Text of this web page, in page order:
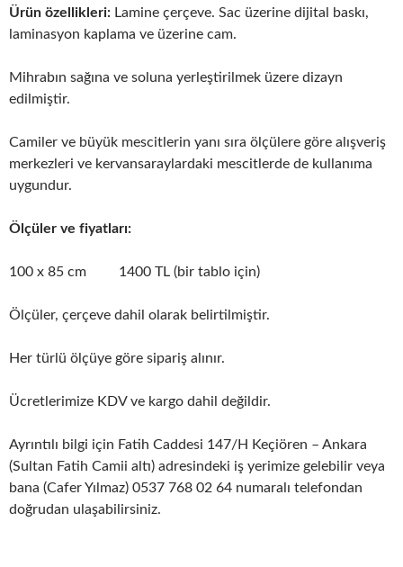
Ürün özellikleri: Lamine çerçeve. Sac üzerine dijital baskı,
laminasyon kaplama ve üzerine cam.
Mihrabın sağına ve soluna yerleştirilmek üzere dizayn
edilmiştir.
Camiler ve büyük mescitlerin yanı sıra ölçülere göre alışveriş
merkezleri ve kervansaraylardaki mescitlerde de kullanıma
uygundur.
Ölçüler ve fiyatları:
100 x 85 cm 1400 TL (bir tablo için)
Ölçüler, çerçeve dahil olarak belirtilmiştir.
Her türlü ölçüye göre sipariş alınır.
Ücretlerimize KDV ve kargo dahil değildir.
Ayrıntılı bilgi için Fatih Caddesi 147/H Keçiören – Ankara
(Sultan Fatih Camii altı) adresindeki iş yerimize gelebilir veya
bana (Cafer Yılmaz) 0537 768 02 64 numaralı telefondan
doğrudan ulaşabilirsiniz.